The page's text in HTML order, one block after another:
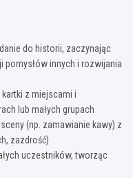
do historii, zaczynając
pomysłów innych i rozwijania
z miejscami i
lub małych grupach
(np. zamawianie kawy) z
zazdrość)
uczestników, tworząc